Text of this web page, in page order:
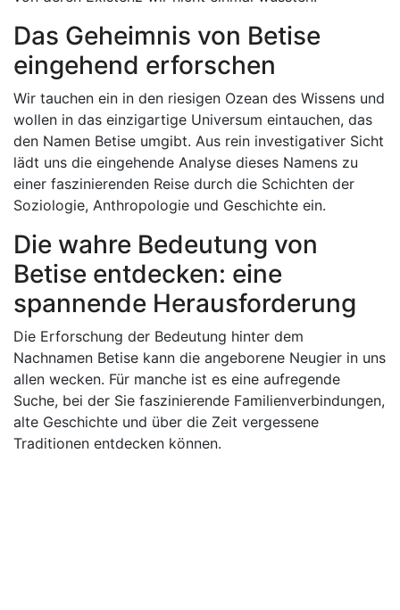
Das Geheimnis von Betise
eingehend erforschen
Wir tauchen ein in den riesigen Ozean des Wissens und
wollen in das einzigartige Universum eintauchen, das
den Namen Betise umgibt. Aus rein investigativer Sicht
lädt uns die eingehende Analyse dieses Namens zu
einer faszinierenden Reise durch die Schichten der
Soziologie, Anthropologie und Geschichte ein.
Die wahre Bedeutung von
Betise entdecken: eine
spannende Herausforderung
Die Erforschung der Bedeutung hinter dem
Nachnamen Betise kann die angeborene Neugier in uns
allen wecken. Für manche ist es eine aufregende
Suche, bei der Sie faszinierende Familienverbindungen,
alte Geschichte und über die Zeit vergessene
Traditionen entdecken können.